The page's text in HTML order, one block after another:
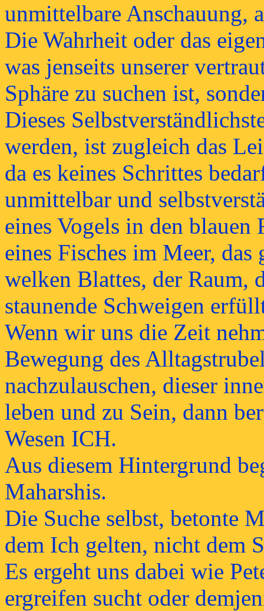
unmittelbare Anschauung,
Die Wahrheit oder das
was jenseits unserer
Sphäre zu suchen ist,
Dieses
werden, ist zugleich das
da es keines Schrittes
unmittelbar und
eines Vogels in den blauen
eines Fisches im Meer,
welken Blattes, der Raum,
staunende Schweigen
Wenn wir uns die Zeit
Bewegung des
nachzulauschen, dieser
leben und zu Sein, dann
Wesen ICH.
Aus diesem Hintergrund
Maharshis.
Die Suche selbst, betonte
dem Ich gelten, nicht dem
Es ergeht uns dabei wie
ergreifen sucht oder